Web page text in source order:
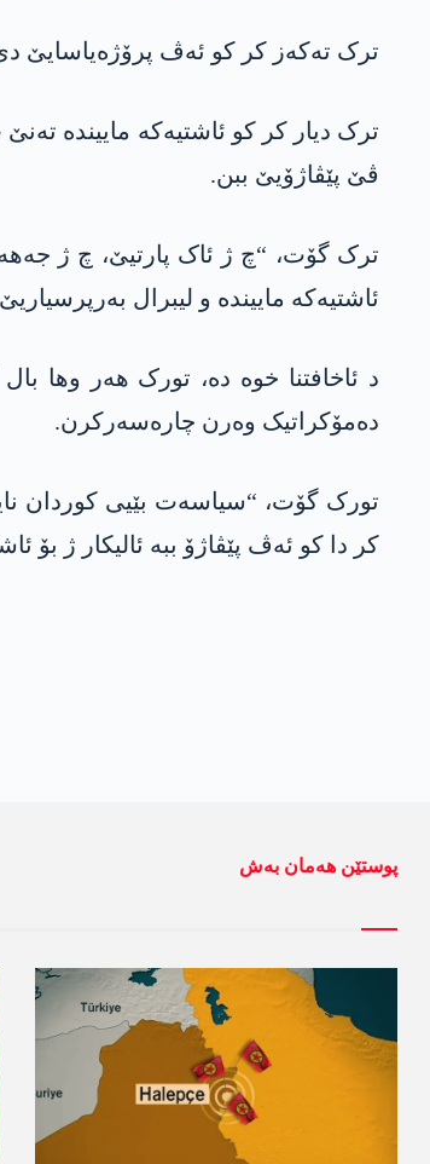
ترک تەکەز کر کو ئه‌ڤ پرۆژه‌یاسایێ
ترک دیار کر کو ئاشتیەکە ماییندە
ڤێ پێڤاژۆیێ ببن.
ترک گۆت، “چ ژ ئاک پارتیێ، چ ژ
ئاشتیەکە ماییندە و لیبرال
د ئاخافتنا خوە دە، تورک ھەر وھا
دەمۆکراتیک وەرن چارەسەرکرن.
تورک گۆت، “سیاسەت بێیی کوردان
کر دا کو ئەڤ پێڤاژۆ ببە ئالیکار ژ بۆ
پوستێن ھەمان بەش